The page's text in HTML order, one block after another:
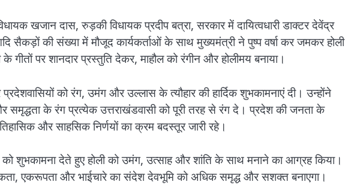
खजान दास, रुड़की विधायक प्रदीप बत्रा, सरकार में दायित्वधारी डाक्टर देवेंद्र
सैकड़ों की संख्या में मौजूद कार्यकर्ताओं के साथ मुख्यमंत्री ने पुष्प वर्षा कर जमकर होली
गीतों पर शानदार प्रस्तुति देकर, माहौल को रंगीन और होलीमय बनाया।
को रंग, उमंग और उल्लास के त्यौहार की हार्दिक शुभकामनाएं दी। उन्होंने
समृद्धता के रंग प्रत्येक उत्तराखंडवासी को पूरी तरह से रंग दे। प्रदेश की जनता के
और साहसिक निर्णयों का क्रम बदस्तूर जारी रहे।
शुभकामना देते हुए होली को उमंग, उत्साह और शांति के साथ मनाने का आग्रह किया।
एकता, एकरूपता और भाईचारे का संदेश देवभूमि को अधिक समृद्ध और सशक्त बनाएगा।